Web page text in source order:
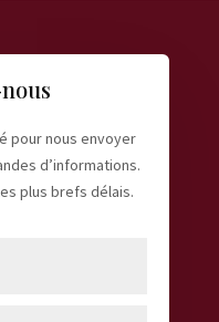
pour nous envoyer
d’informations.
plus brefs délais.